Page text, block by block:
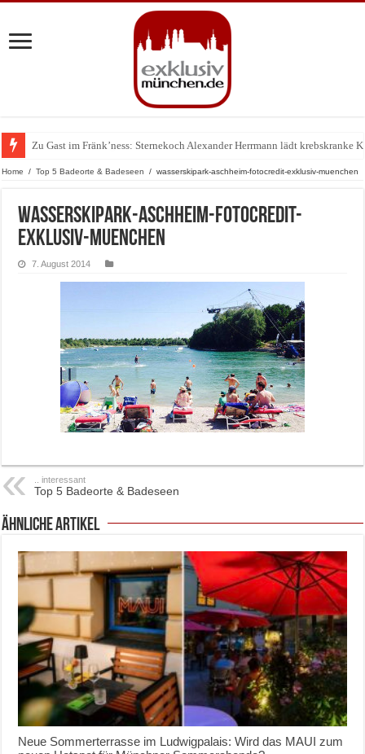
Zu Gast im Fränk’ness: Sternekoch Alexander Herrmann lädt krebskranke
Warum München gerade zum Treffpunkt der Lingerie-Branche wurde
Home / Top 5 Badeorte & Badeseen / wasserskipark-aschheim-fotocredit-exklusiv-muenchen
wasserskipark-aschheim-fotocredit-
exklusiv-muenchen
7. August 2014
.. interessant
Top 5 Badeorte & Badeseen
ähnliche Artikel
Neue Sommerterrasse im Ludwigpalais: Wird das MAUI zum